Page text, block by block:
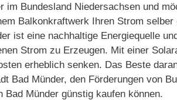
im Bundesland Niedersachsen und
Balkonkraftwerk Ihren Strom selber
ist eine nachhaltige Energiequelle
Strom zu Erzeugen. Mit einer
erheblich senken. Das Beste
Bad Münder, den Förderungen von
Bad Münder günstig kaufen können.